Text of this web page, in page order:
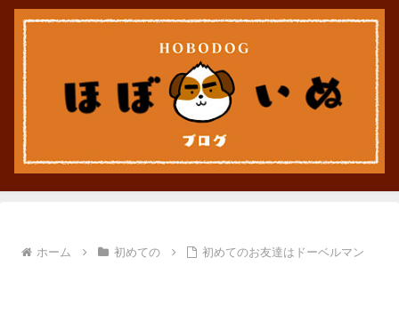
ホーム 初めての 初めてのお友達はドーベルマン